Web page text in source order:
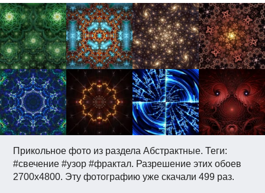
Прикольное фото из раздела Абстрактные. Теги:
#свечение #узор #фрактал. Разрешение этих обоев
2700x4800. Эту фотографию уже скачали 499 раз.